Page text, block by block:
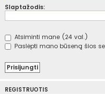
Slaptažodis:
Atsiminti mane (24 val.)
Paslėpti mano būseną šios
REGISTRUOTIS